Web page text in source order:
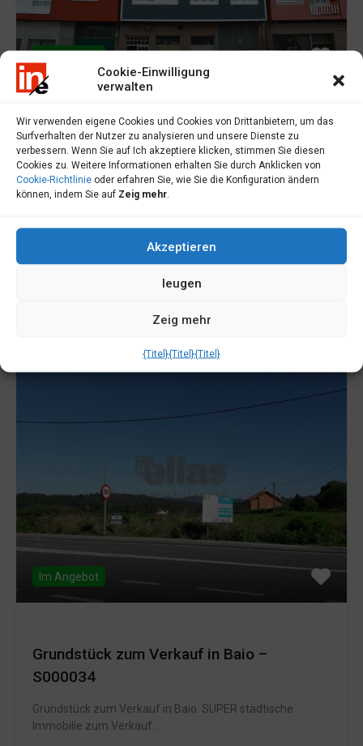
Cookie-Einwilligung
verwalten
Wir verwenden eigene Cookies und Cookies von Drittanbietern, um das
Surfverhalten der Nutzer zu analysieren und unsere Dienste zu
verbessern. Wenn Sie auf Ich akzeptiere klicken, stimmen Sie diesen
Cookies zu. Weitere Informationen erhalten Sie durch Anklicken von
Cookie-Richtlinie oder erfahren Sie, wie Sie die Konfiguration ändern
können, indem Sie auf Zeig mehr
Akzeptieren
leugen
Zeig mehr
{Titel}{Titel}{Titel}
Wohnung zu verkaufen in Baio - P000706
Wohnung zu verkaufen in Baio. Geräumige und sehr helle
Wohnung...
Im Angebot
Grundstück zum Verkauf in Baio –
S000034
Grundstück zum Verkauf in Baio. SUPER städtische
Immobilie zum Verkauf…